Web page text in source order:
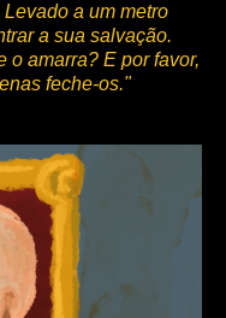
a um metro
a sua salvação.
o amarra? E por favor,
feche-os."